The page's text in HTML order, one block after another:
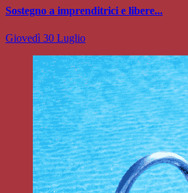
Sostegno a imprenditrici e libere...
Giovedì 30 Luglio